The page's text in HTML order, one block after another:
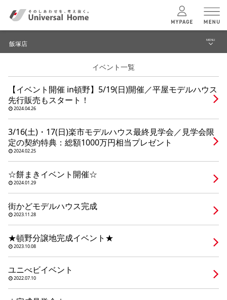
ユニバーサルホームの特長
コンセプトプラン
テクノロジー
シミュレーション
キャンペーン・コラボ情報
家づくりの知識
飯塚店 MENU
建築実例・事例
モデルハウス見学予約
イベント一覧
【イベント開催 in頓野】5/19(日)開催／平屋モデルハウス
先行販売もスタート！
2024.04.26
3/16(土)・17(日)楽市モデルハウス最終見学会／見学会限
定の契約特典：総額1000万円相当プレゼント
2024.02.25
☆餅まきイベント開催☆
2024.01.29
街かどモデルハウス完成
2023.11.28
★頓野分譲地完成イベント★
2023.10.08
ユニべビイベント
2022.07.10